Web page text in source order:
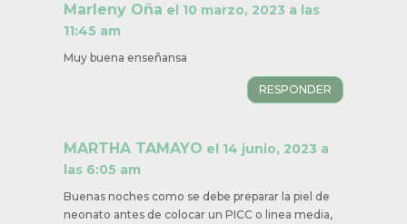
Marleny Oña el 10 marzo, 2023 a las
11:45 am
Muy buena enseñansa
RESPONDER
MARTHA TAMAYO el 14 junio, 2023 a
las 6:05 am
Buenas noches como se debe preparar la piel de
neonato antes de colocar un PICC o linea media,